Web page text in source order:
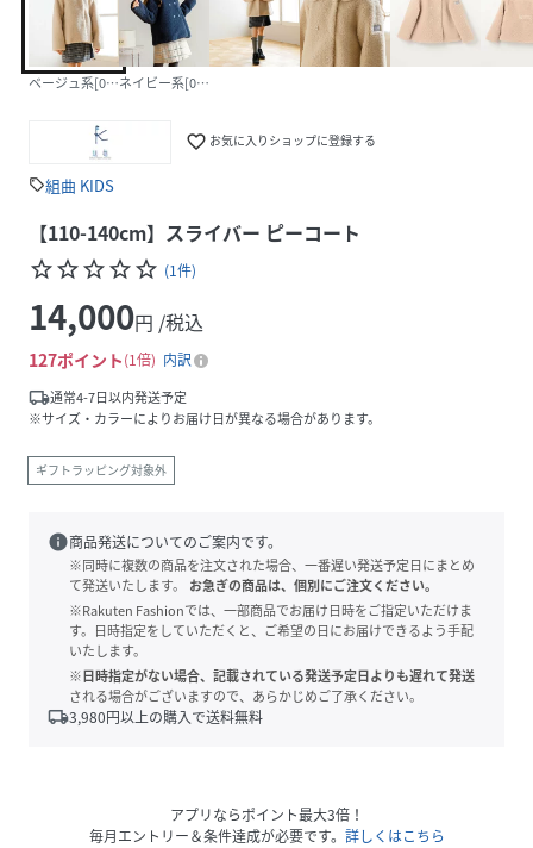
ベージュ系[033]ネイビー系[075]
favorite_border お気に入りショップに登録する
sell組曲 KIDS
【110-140cm】スライバー ピーコート
star_borderstar_borderstar_borderstar_borderstar_border (1件)
14,000円 /税込
127ポイント 1倍
内訳
local_shipping通常4-7日以内発送予定
※サイズ・カラーによりお届け日が異なる場合があります。
ギフトラッピング対象外
info商品発送についてのご案内です。
※同時に複数の商品を注文された場合、一番遅い発送予定日にまとめ
て発送いたします。
お急ぎの商品は、個別にご注文ください。
※Rakuten Fashionでは、一部商品でお届け日時をご指定いただけま
す。日時指定をしていただくと、ご希望の日にお届けできるよう手配
いたします。
※日時指定がない場合、記載されている発送予定日よりも遅れて発送
される場合がございますので、あらかじめご了承ください。
local_shipping3,980円以上の購入で送料無料
アプリならポイント最大3倍！
毎月エントリー＆条件達成が必要です。 詳しくはこちら